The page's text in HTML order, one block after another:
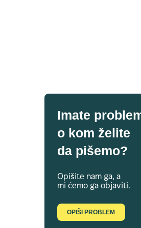
Imate
o kom želite
da pišemo?
Opišite nam ga, a
mi ćemo ga objaviti.
OPIŠI PROBLEM